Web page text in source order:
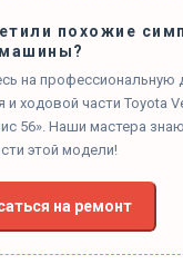
похожие
на профессиональную
и ходовой части Toyota
56». Наши мастера
этой модели!
на ремонт